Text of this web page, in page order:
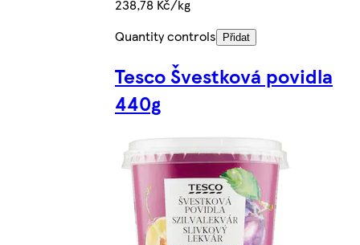
238,78 Kč/kg
Quantity controls
Přidat
Tesco Švestková povidla
440g